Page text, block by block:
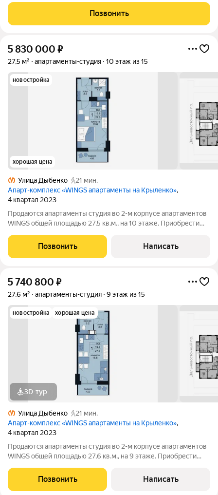
и городскую панораму. Благодаря удачному расположению
окон в квартире много
Позвонить
5 830 000 ₽
27,5 м² апартаменты-студия 10 этаж из 15
новостройка
хорошая цена
Улица Дыбенко
21 мин.
Апарт-комплекс «WINGS апартаменты на Крыленко»,
4 квартал 2023
Продаются апартаменты студия во 2-м корпусе апартаментов
WINGS общей площадью 27,5 кв.м., на 10 этаже. Приобрести
лет. Комплекс апартаментов "WINGS" располагается по адресу
улица Крыленко,
Позвонить Написать
5 740 800 ₽
27,6 м² апартаменты-студия 9 этаж из 15
новостройка хорошая цена
3D-тур
Улица Дыбенко
21 мин.
Апарт-комплекс «WINGS апартаменты на Крыленко»,
4 квартал 2023
Продаются апартаменты студия во 2-м корпусе апартаментов
WINGS общей площадью 27,6 кв.м., на 9 этаже. Приобрести
лет. Комплекс апартаментов "WINGS" располагается по адресу
улица Крыленко,
Позвонить Написать